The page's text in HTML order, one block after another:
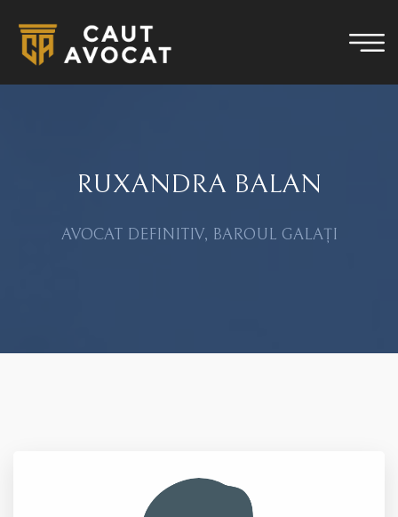
RUXANDRA BALAN
AVOCAT DEFINITIV, BAROUL GALAȚI